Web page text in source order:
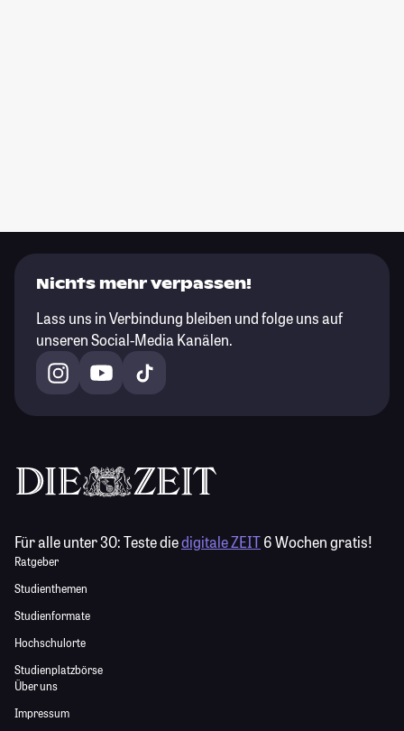
Nichts mehr verpassen!
Lass uns in Verbindung bleiben und folge uns auf
unseren Social-Media Kanälen.
Für alle unter 30:Teste diedigitale ZEIT6 Wochen gratis!
Ratgeber
Studienthemen
Studienformate
Hochschulorte
Studienplatzbörse
Über uns
Impressum